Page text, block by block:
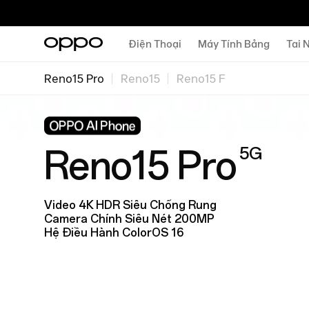
Điện Thoại Máy Tính Bảng Tai
Reno15 Pro Reno15 Reno15 F
Reno15 Pro 5G
Video 4K HDR Siêu Chống Rung
Camera Chính Siêu Nét 200MP
Hệ Điều Hành ColorOS 16